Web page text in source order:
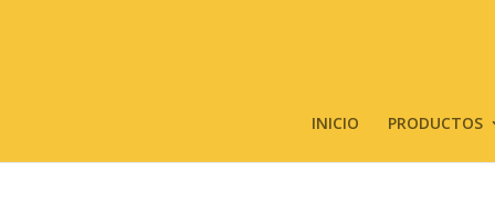
INICIO PRODUCTOS